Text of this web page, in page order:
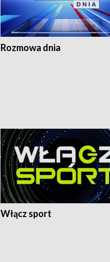
Rozmowa dnia
Włącz sport